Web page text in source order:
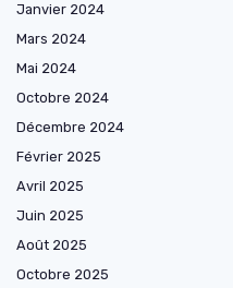
Janvier 2024
Mars 2024
Mai 2024
Octobre 2024
Décembre 2024
Février 2025
Avril 2025
Juin 2025
Août 2025
Octobre 2025